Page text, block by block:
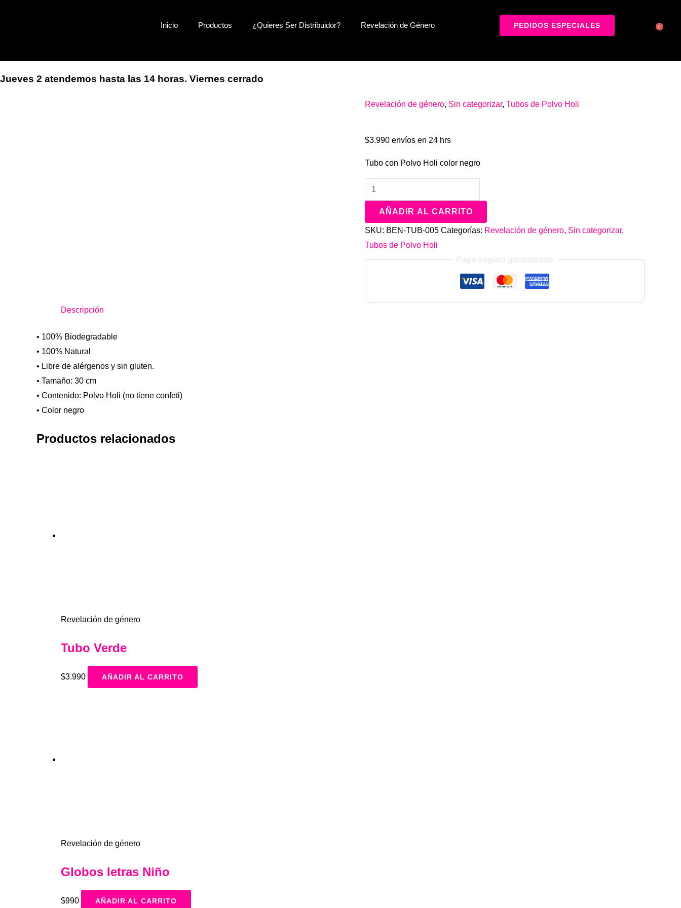
Inicio Productos ¿Quieres Ser Distribuidor? Revelación de Género PEDIDOS ESPECIALES 0
Jueves 2 atendemos hasta las 14 horas. Viernes cerrado
Revelación de género, Sin categorizar, Tubos de Polvo Holi
$3.990 envíos en 24 hrs
Tubo con Polvo Holi color negro
Tubo
AÑADIR AL CARRITO
SKU: BEN-TUB-005 Categorías: Revelación de género, Sin categorizar,
Tubos de Polvo Holi
Descripción
• 100% Biodegradable
• 100% Natural
• Libre de alérgenos y sin gluten.
• Tamaño: 30 cm
• Contenido: Polvo Holi (no tiene confeti)
• Color negro
Productos relacionados
Revelación de género
Tubo Verde
$3.990 AÑADIR AL CARRITO
Revelación de género
Globos letras Niño
$990 AÑADIR AL CARRITO